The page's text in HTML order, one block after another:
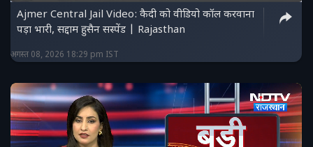
Ajmer Central Jail Video: कैदी को वीडियो कॉल करवाना
पड़ा भारी, सद्दाम हुसैन सस्पेंड | Rajasthan
अगस्त 08, 2026 18:29 pm IST